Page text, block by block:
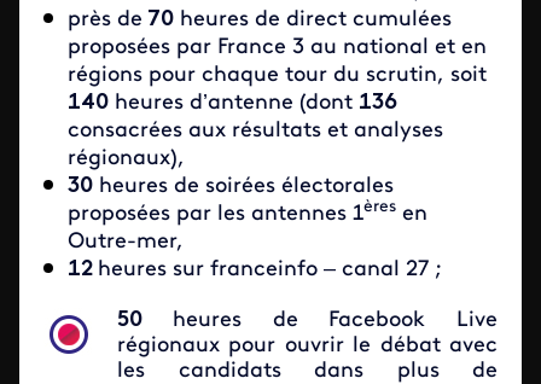
près de 70 heures de direct cumulées
proposées par France 3 au national et en
régions pour chaque tour du scrutin, soit
140 heures d’antenne (dont 136
consacrées aux résultats et analyses
régionaux),
30 heures de soirées électorales
proposées par les antennes 1ères en
Outre-mer,
12 heures sur franceinfo – canal 27 ;
50 heures de Facebook Live
régionaux pour ouvrir le débat avec
les candidats dans plus de